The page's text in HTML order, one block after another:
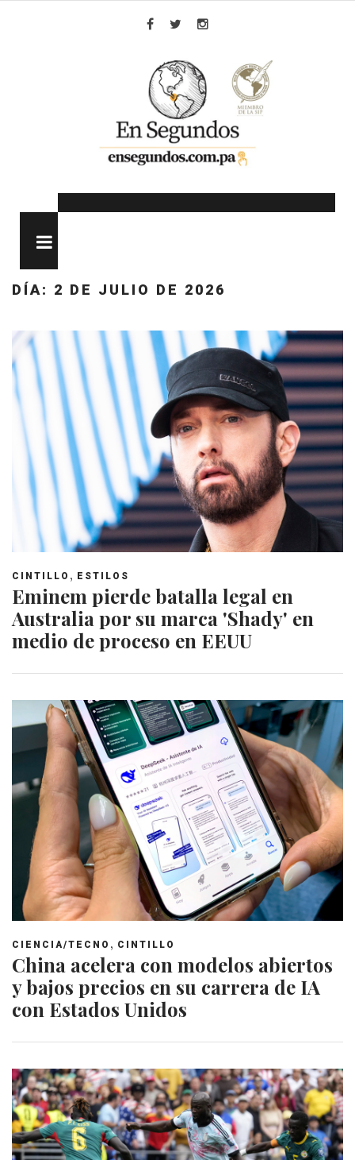
DÍA: 2 DE JULIO DE 2026
CINTILLO , ESTILOS
Eminem pierde batalla legal en
Australia por su marca 'Shady' en
medio de proceso en EEUU
CIENCIA/TECNO , CINTILLO
China acelera con modelos abiertos
y bajos precios en su carrera de IA
con Estados Unidos